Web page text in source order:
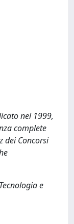
nel 1999,
complete
dei Concorsi
e